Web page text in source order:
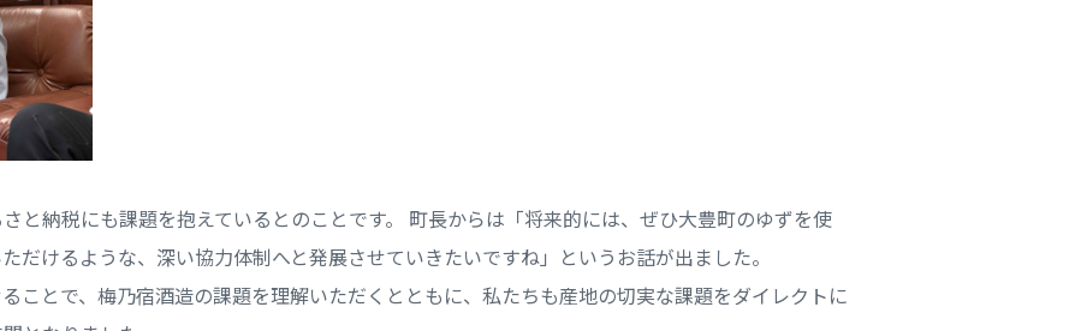
と納税にも課題を抱えているとのことです。 町長からは「将来的には、ぜひ大豊町のゆずを使
だけるような、深い協力体制へと発展させていきたいですね」というお話が出ました。
ことで、梅乃宿酒造の課題を理解いただくとともに、私たちも産地の切実な課題をダイレクトに